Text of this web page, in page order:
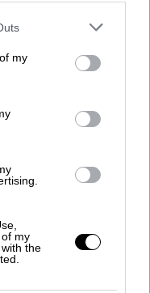
one or more Google
You may click to
third-party tags to
in below Google
my
my
the
την
δικτύου”
ποτέ.
υιοθετήσει τα
non paperπου
παραθεσμικοί
με
κύκλους στο